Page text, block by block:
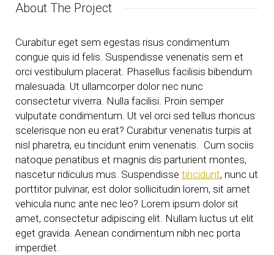
About The Project
Curabitur eget sem egestas risus condimentum
congue quis id felis. Suspendisse venenatis sem et
orci vestibulum placerat. Phasellus facilisis bibendum
malesuada. Ut ullamcorper dolor nec nunc
consectetur viverra. Nulla facilisi. Proin semper
vulputate condimentum. Ut vel orci sed tellus rhoncus
scelerisque non eu erat? Curabitur venenatis turpis at
nisl pharetra, eu tincidunt enim venenatis. Cum sociis
natoque penatibus et magnis dis parturient montes,
nascetur ridiculus mus. Suspendisse tincidunt, nunc ut
porttitor pulvinar, est dolor sollicitudin lorem, sit amet
vehicula nunc ante nec leo? Lorem ipsum dolor sit
amet, consectetur adipiscing elit. Nullam luctus ut elit
eget gravida. Aenean condimentum nibh nec porta
imperdiet.